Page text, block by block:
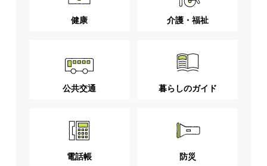
健康 介護・福祉
公共交通 暮らしのガイド
電話帳 防災